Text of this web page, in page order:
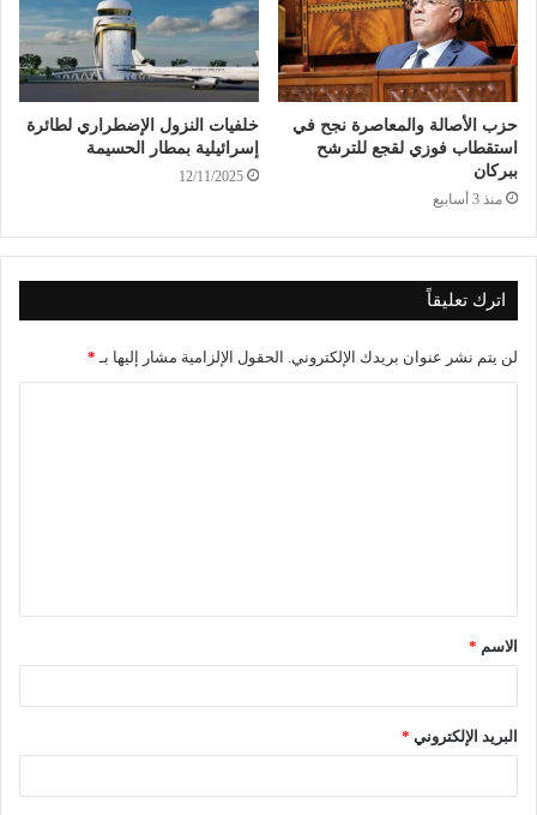
حزب الأصالة والمعاصرة نجح في
استقطاب فوزي لقجع للترشح
ببركان
منذ 3 أسابيع
خلفيات النزول الإضطراري لطائرة
إسرائيلية بمطار الحسيمة
12/11/2025
اترك تعليقاً
لن يتم نشر عنوان بريدك الإلكتروني. الحقول الإلزامية مشار إليها بـ *
الاسم *
البريد الإلكتروني *